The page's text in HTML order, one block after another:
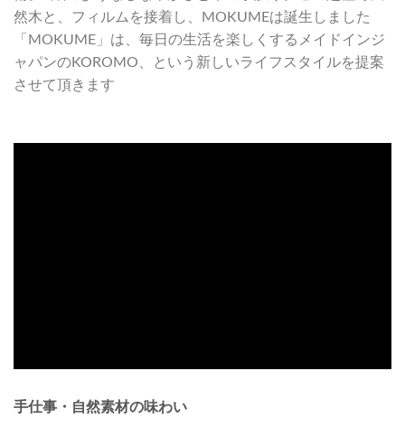
然木と、フィルムを接着し、MOKUMEは誕生しました
「MOKUME」は、毎日の生活を楽しくするメイドインジ
ャパンのKOROMO、という新しいライフスタイルを提案
させて頂きます
手仕事・自然素材の味わい